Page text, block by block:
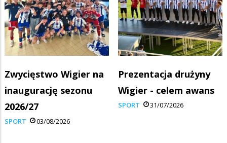
Zwycięstwo Wigier na
inaugurację sezonu
2026/27
SPORT 03/08/2026
Prezentacja drużyny
Wigier - celem awans
SPORT 31/07/2026